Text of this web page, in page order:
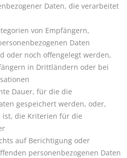
Daten, die verarbeitet
von Empfängern,
Daten
oder noch offengelegt werden,
in Drittländern oder bei
Dauer, für die die
gespeichert werden, oder,
die Kriterien für die
auf Berichtigung oder
personenbezogenen Daten